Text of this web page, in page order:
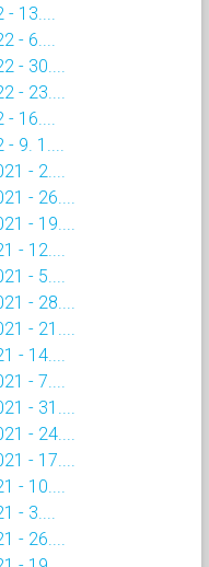
13....
- 6....
- 30....
- 23....
16....
9. 1....
- 2....
- 26....
- 19....
- 12....
- 5....
- 28....
- 21....
- 14....
- 7....
- 31....
- 24....
- 17....
- 10....
- 3....
- 26....